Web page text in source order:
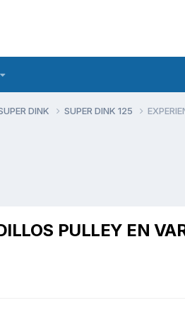
DINK SUPER DINK 125
PULLEY EN